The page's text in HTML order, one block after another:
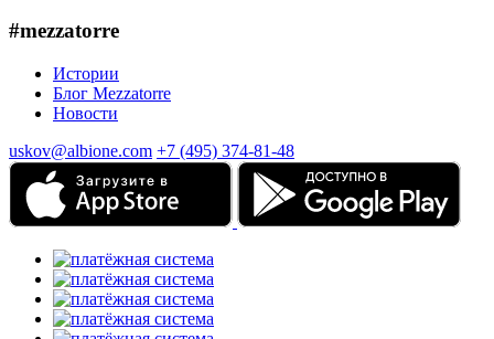
#mezzatorre
Истории
Блог Mezzatorre
Новости
uskov@albione.com +7 (495) 374-81-48